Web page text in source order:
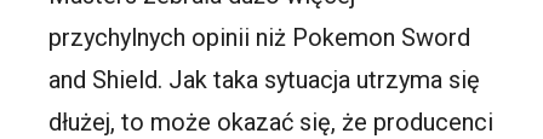
przychylnych opinii niż Pokemon Sword
and Shield. Jak taka sytuacja utrzyma się
dłużej, to może okazać się, że producenci